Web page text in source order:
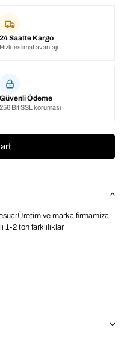
24 Saatte Kargo
Hızlı teslimat avantajı
Güvenli Ödeme
256 Bit SSL koruması
ve marka firmamiza
1-2 ton farklılıklar